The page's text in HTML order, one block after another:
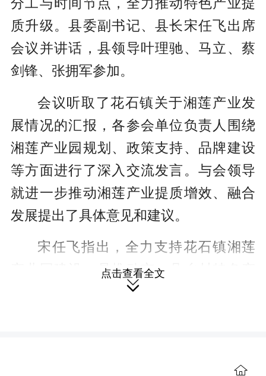
质升级。县委副书记、县长宋任飞出席
会议并讲话，县领导叶理驰、马立、蔡
剑锋、张拥军参加。
会议听取了花石镇关于湘莲产业发
展情况的汇报，各参会单位负责人围绕
湘莲产业园规划、政策支持、品牌建设
等方面进行了深入交流发言。与会领导
就进一步推动湘莲产业提质增效、融合
发展提出了具体意见和建议。
宋任飞指出，全力支持花石镇湘莲
产业园建设，是推动市、县乡村特色产
业发展的关键举措。园区二期建设要紧
点击查看全文
